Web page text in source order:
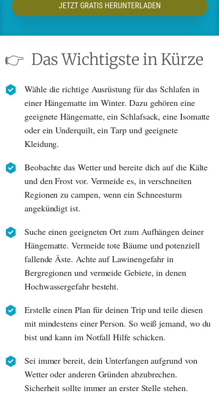
JETZT GRATIS HERUNTERLADEN
👉 Das Wichtigste in Kürze
Wähle die richtige Ausrüstung für das Schlafen in
einer Hängematte im Winter. Dazu gehören eine
geeignete Hängematte, ein Schlafsack, eine Isomatte
oder ein Underquilt, ein Tarp und geeignete
Kleidung.
Beobachte das Wetter und bereite dich auf die Kälte
und den Frost vor. Vermeide es, in verschneiten
Regionen zu campen, wenn ein Schneesturm
angekündigt ist.
Suche einen geeigneten Ort zum Aufhängen deiner
Hängematte. Vermeide tote Bäume und potenziell
fallende Äste. Achte auf Lawinengefahr in
Bergregionen und vermeide Gebiete, in denen
Hochwassergefahr besteht.
Erstelle einen Plan für deinen Trip und teile diesen
mit mindestens einer Person. So weiß jemand, wo du
bist und kann im Notfall Hilfe schicken.
Sei immer bereit, dein Unterfangen aufgrund von
Wetter oder anderen Gründen abzubrechen.
Sicherheit sollte immer an erster Stelle stehen.